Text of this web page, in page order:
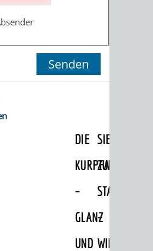
OTTHEINRICH
DIE
KURPFALZ
–
GLANZ
UND
SIEDLUNG
ZUR
STADT
–
WIE